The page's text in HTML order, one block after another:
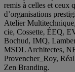
remis à celles et ceux
d’organisations
Atelier
cie, Cossette, ÉEQ,
Bochud, IMQ,
MSDL Architectes,
Provencher_Roy,
Zen Branding.